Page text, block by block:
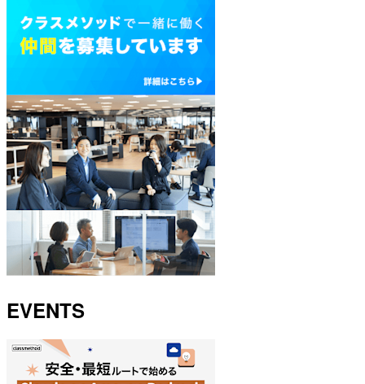
EVENTS